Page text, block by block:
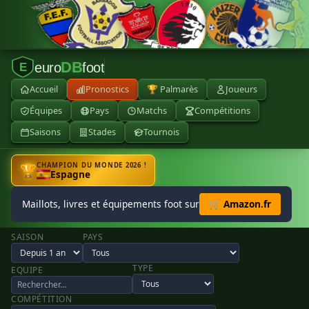
E euroDBfoot
Accueil Pronostics 🏆 Palmarès
Joueurs
Équipes
Pays Matchs
Compétitions
Saisons
Stades Tournois
🏆CHAMPION DU MONDE 2026 !
Espagne
Maillots, livres et équipements foot sur 🛒 Amazon.fr
SAISON PAYS
EQUIPE TYPE
COMPÉTITION